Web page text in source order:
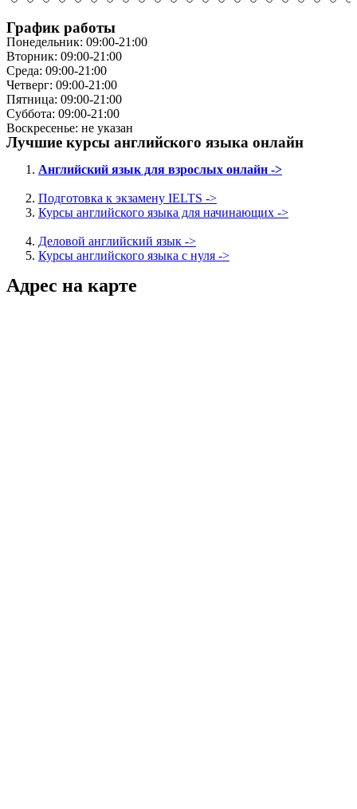
График работы
Понедельник: 09:00-21:00
Вторник: 09:00-21:00
Среда: 09:00-21:00
Четверг: 09:00-21:00
Пятница: 09:00-21:00
Суббота: 09:00-21:00
Воскресенье: не указан
Лучшие курсы английского языка онлайн
Английский язык для взрослых онлайн ->
Подготовка к экзамену IELTS ->
Курсы английского языка для начинающих ->
Деловой английский язык ->
Курсы английского языка с нуля ->
Адрес на карте